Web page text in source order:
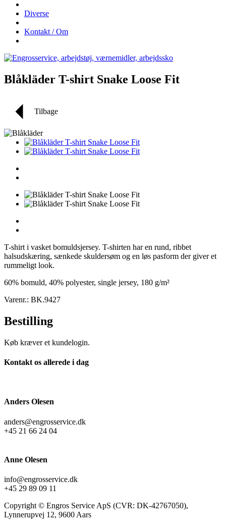
Diverse
Kontakt / Om
Blåkläder T-shirt Snake Loose Fit
Tilbage
T-shirt i vasket bomuldsjersey. T-shirten har en rund, ribbet
halsudskæring, sænkede skuldersøm og en løs pasform der giver et
rummeligt look.
60% bomuld, 40% polyester, single jersey, 180 g/m²
Varenr.: BK.9427
Bestilling
Køb kræver et kundelogin.
Kontakt os allerede i dag
Anders Olesen
anders@engrosservice.dk
+45 21 66 24 04
Anne Olesen
info@engrosservice.dk
+45 29 89 09 11
Copyright © Engros Service ApS (CVR: DK-42767050),
Lynnerupvej 12, 9600 Aars